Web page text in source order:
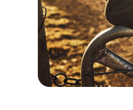
11 MFR
12 MFR